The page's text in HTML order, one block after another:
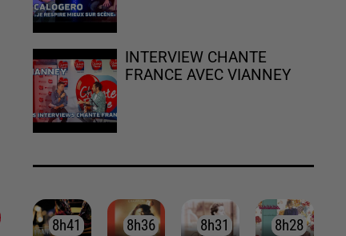
INTERVIEW CHANTE
FRANCE AVEC VIANNEY
8h41
8h41 8h36
8h36 8h31
8h31 8h28
8h28